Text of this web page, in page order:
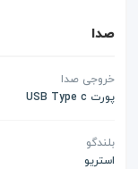
صدا
خروجی صدا
پورت USB Type c
بلندگو
استریو